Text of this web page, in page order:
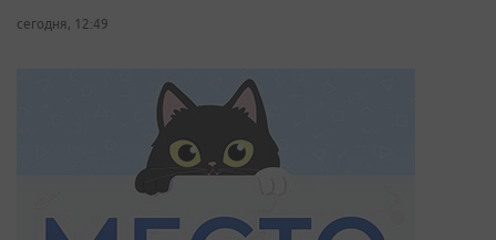
сегодня, 12:49